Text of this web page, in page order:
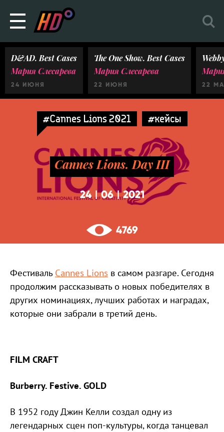
D&AD. Best Cases
Мария Слесарева
24 ИЮНЯ
The One Show. Best Cases
Мария Слесарева
22 ИЮНЯ 22
#Cannes Lions 2021 #кейсы
Cannes Lions. Day III
24 |06|2021
4769
Фестиваль Cannes Lions в самом разгаре. Сегодня
продолжим рассказывать о новых победителях в
других номинациях, лучших работах и наградах,
которые они забрали в третий день.
FILM CRAFT
Burberry. Festive. GOLD
В 1952 году Джин Келли создал одну из
легендарных сцен поп-культуры, когда танцевал